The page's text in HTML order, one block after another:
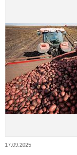
17.09.2025